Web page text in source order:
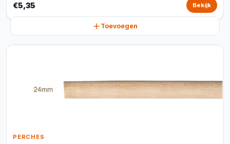
€5,35 Bekijk
Toevoegen
PERCHES